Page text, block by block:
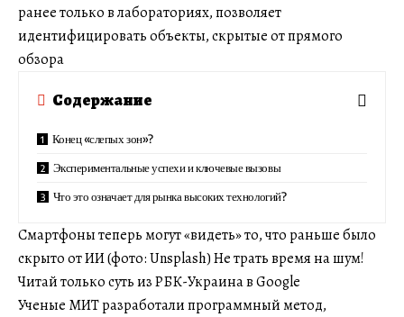
ранее только в лабораториях, позволяет
идентифицировать объекты, скрытые от прямого
обзора
Содержание
Конец «слепых зон»?
Экспериментальные успехи и ключевые вызовы
Что это означает для рынка высоких технологий?
Смартфоны теперь могут «видеть» то, что раньше было
скрыто от ИИ (фото: Unsplash) Не трать время на шум!
Читай только суть из РБК-Украина в Google
Ученые МИТ разработали программный метод,